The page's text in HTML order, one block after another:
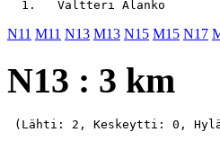
N11 M11 N13 M13 N15 M15 N17
N13 : 3 km
(Lähti: 2, Keskeytti: 0,